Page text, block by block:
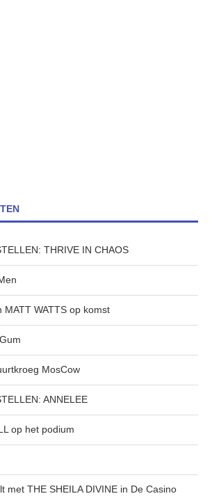
THRIVE IN CHAOS
MATT WATTS op komst
MosCow
ANNELEE
op het podium
met THE SHEILA DIVINE in De Casino